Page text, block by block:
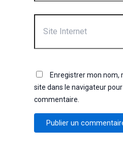
Internet
Enregistrer mon nom,
site dans le navigateur
commentaire.